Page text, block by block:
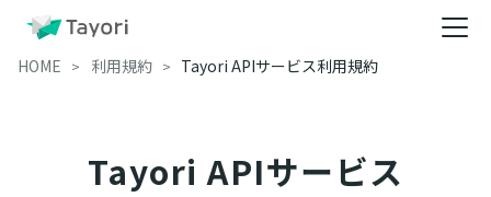
HOME 利用規約 Tayori APIサービス利用規約
Tayori APIサービス